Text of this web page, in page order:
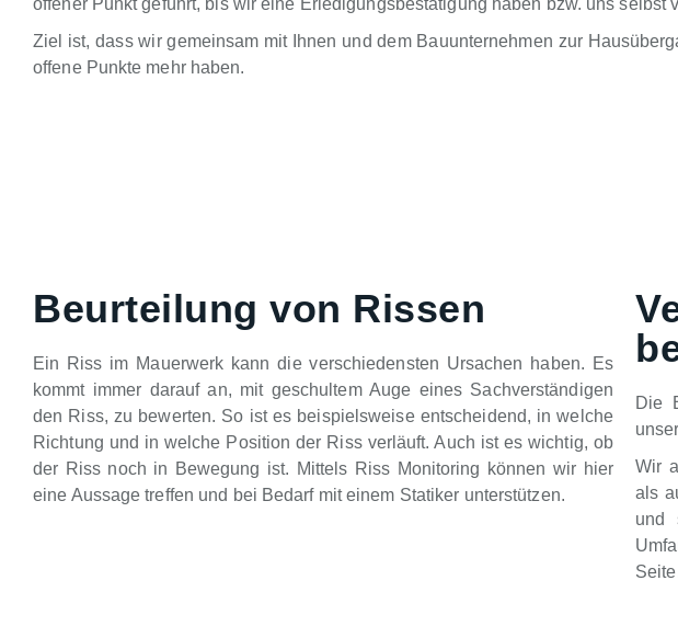
offener Punkt geführt, bis wir eine Erledigungsbestätigung haben bzw. uns
Ziel ist, dass wir gemeinsam mit Ihnen und dem Bauunternehmen zur
offene Punkte mehr haben.
Beurteilung von Rissen
Ein Riss im Mauerwerk kann die verschiedensten Ursachen haben. Es
kommt immer darauf an, mit geschultem Auge eines Sachverständigen
den Riss, zu bewerten. So ist es beispielsweise entscheidend, in welche
Richtung und in welche Position der Riss verläuft. Auch ist es wichtig, ob
der Riss noch in Bewegung ist. Mittels Riss Monitoring können wir hier
eine Aussage treffen und bei Bedarf mit einem Statiker unterstützen.
Die
Wir
als
und